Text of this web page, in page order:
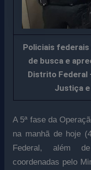
Policiais
de busca e
Distrito Federal
Justiça
A 5ª fase da
na manhã de hoje
Federal, além
coordenadas pelo